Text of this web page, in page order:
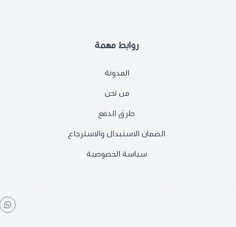
روابط مهمة
المدونة
من نحن
طرق الدفع
الضمان الاستبدال والاسترجاع
سياسة الخصوصية